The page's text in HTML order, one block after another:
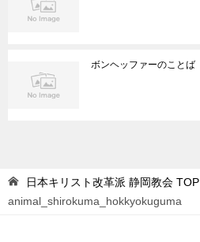
ボンヘッファーのことば
日本キリスト改革派 静岡教会 TOP
animal_shirokuma_hokkyokuguma